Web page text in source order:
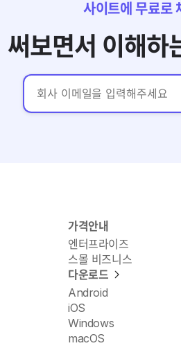
사이트에 무료로
써보면서 이해하
가격안내
엔터프라이즈
스몰 비즈니스
다운로드
Android
iOS
Windows
macOS